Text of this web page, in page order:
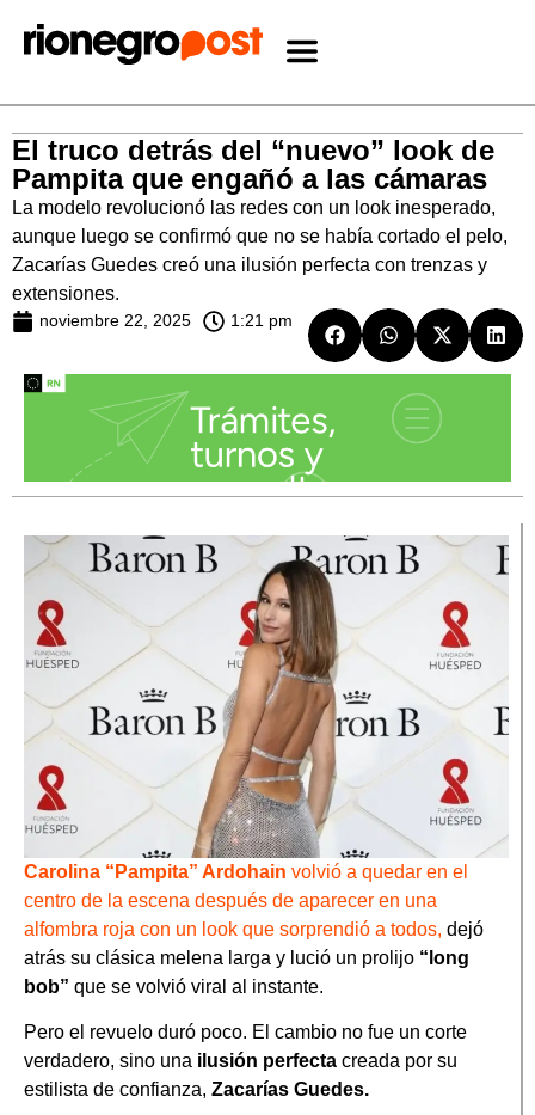
El truco detrás del “nuevo” look de
Pampita que engañó a las cámaras
La modelo revolucionó las redes con un look inesperado,
aunque luego se confirmó que no se había cortado el pelo,
Zacarías Guedes creó una ilusión perfecta con trenzas y
extensiones.
noviembre 22, 2025 1:21 pm
Carolina “Pampita” Ardohain volvió a quedar en el
centro de la escena después de aparecer en una
alfombra roja con un look que sorprendió a todos, dejó
atrás su clásica melena larga y lució un prolijo “long
bob” que se volvió viral al instante.
Pero el revuelo duró poco. El cambio no fue un corte
verdadero, sino una ilusión perfecta creada por su
estilista de confianza, Zacarías Guedes.